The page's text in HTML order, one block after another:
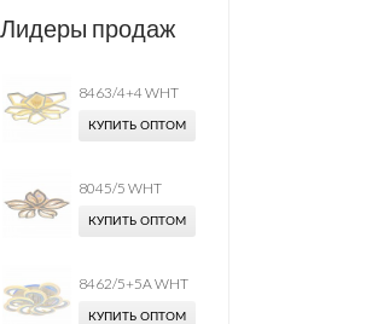
Лидеры продаж
8463/4+4 WHT
КУПИТЬ ОПТОМ
8045/5 WHT
КУПИТЬ ОПТОМ
8462/5+5A WHT
КУПИТЬ ОПТОМ